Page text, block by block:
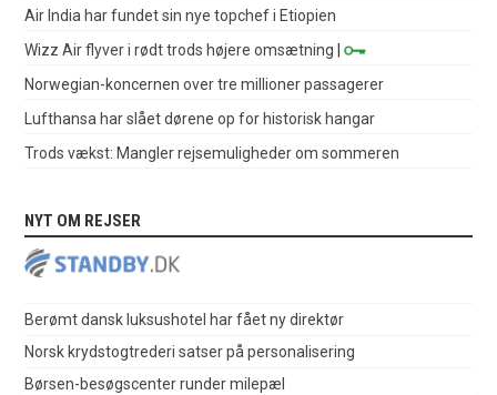
Air India har fundet sin nye topchef i Etiopien
Wizz Air flyver i rødt trods højere omsætning |
Norwegian-koncernen over tre millioner passagerer
Lufthansa har slået dørene op for historisk hangar
Trods vækst: Mangler rejsemuligheder om sommeren
NYT OM REJSER
Berømt dansk luksushotel har fået ny direktør
Norsk krydstogtrederi satser på personalisering
Børsen-besøgscenter runder milepæl